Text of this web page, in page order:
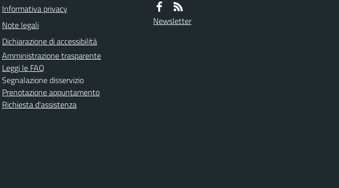
Informativa privacy
Note legali
Dichiarazione di accessibilità
Amministrazione trasparente
Leggi le FAQ
Segnalazione disservizio
Prenotazione appuntamento
Richiesta d'assistenza
Newsletter